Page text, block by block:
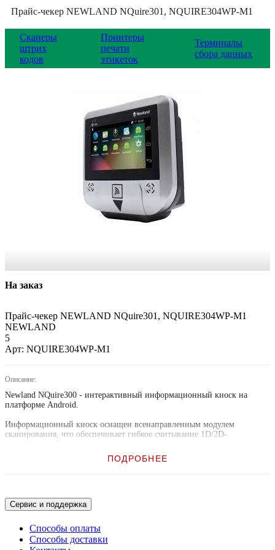
Прайс-чекер NEWLAND NQuire301, NQUIRE304WP-M1
Сканеры
штрих
кодов
Принтеры
печати
этикеток
Терминалы
сбора данных
На заказ
Прайс-чекер NEWLAND NQuire301, NQUIRE304WP-M1
NEWLAND
5
Арт: NQUIRE304WP-M1
Описание:
Newland NQuire300 - интерактивный информационный киоск на
платформе Android.
Информационный киоск оснащен всенаправленным модулем
сканирования, что обеспечивает гибкое считывание 1D/2D-
смогут легко сканировать напечатанные и цифровые штрихкоды.
неопытных пользователей.
Newland NQuire300 оснащен множеством функций, которые
позволяют легко адаптировать к приложению пользователя.
Устройство имеет встроенный высокочастотный считыватель RFID.
ПОДРОБНЕЕ
Сервис и поддержка
Способы оплаты
Способы доставки